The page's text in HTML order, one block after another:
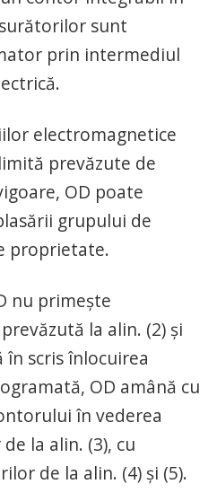
sunt
prin intermediul
electromagnetice
prevăzute de
OD poate
grupului de
proprietate.
nu primește
la alin. (2) și
scris înlocuirea
OD amână cu
în vederea
la alin. (3), cu
de la alin. (4) și (5).